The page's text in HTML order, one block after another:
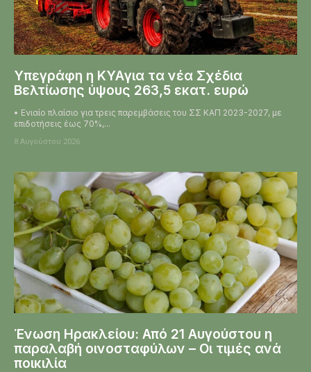
Υπεγράφη η KYAγια τα νέα Σχέδια
Βελτίωσης ύψους 263,5 εκατ. ευρώ
• Ενιαίο πλαίσιο για τρεις παρεμβάσεις του ΣΣ ΚΑΠ 2023-2027, με
επιδοτήσεις έως 70%,...
8 Αυγούστου 2026
Ένωση Ηρακλείου: Από 21 Αυγούστου η
παραλαβή οινοσταφύλων – Οι τιμές ανά
ποικιλία